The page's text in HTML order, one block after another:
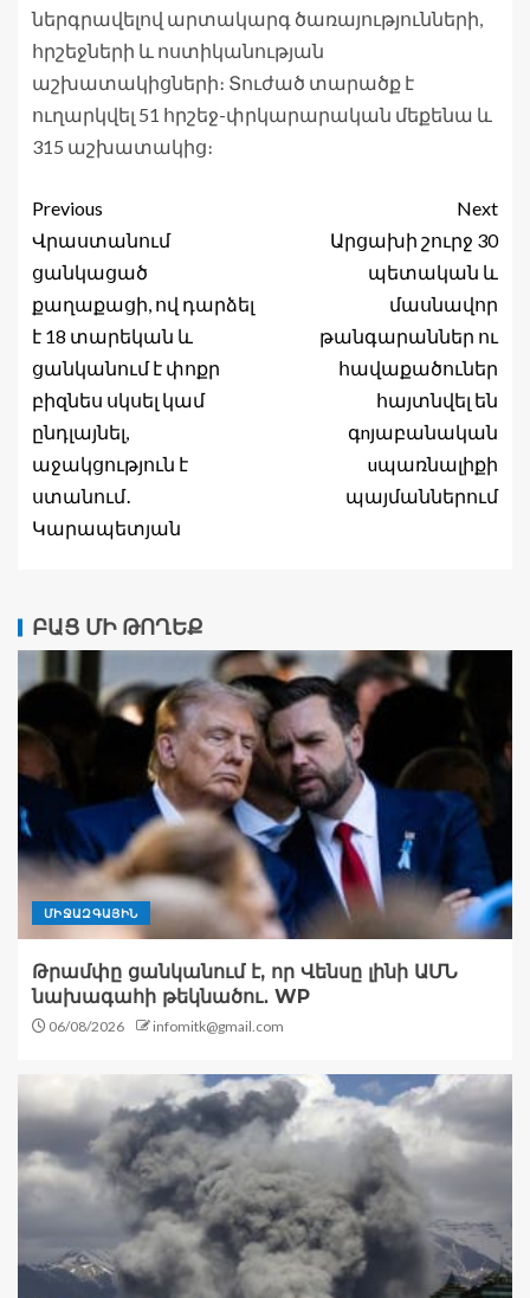
ներգրավելով արտակարգ ծառայությունների,
հրշեջների և ոստիկանության
աշխատակիցների։ Տուժած տարածք է
ուղարկվել 51 հրշեջ-փրկարարական մեքենա և
315 աշխատակից։
Previous
Վրաստանում
ցանկացած
քաղաքացի, ով դարձել
է 18 տարեկան և
ցանկանում է փոքր
բիզնես սկսել կամ
ընդլայնել,
աջակցություն է
ստանում․
Կարապետյան
Next
Արցախի շուրջ 30
պետական և
մասնավոր
թանգարաններ ու
հավաքածուներ
հայտնվել են
գnյաբանական
uպառնալիքի
պայմաններում
ԲԱՑ ՄԻ ԹՈՂԵՔ
ՄԻՋԱԶԳԱՅԻՆ
Թրամփը ցանկանում է, որ Վենսը լինի ԱՄՆ
նախագահի թեկնածու․ WP
06/08/2026 infomitk@gmail.com